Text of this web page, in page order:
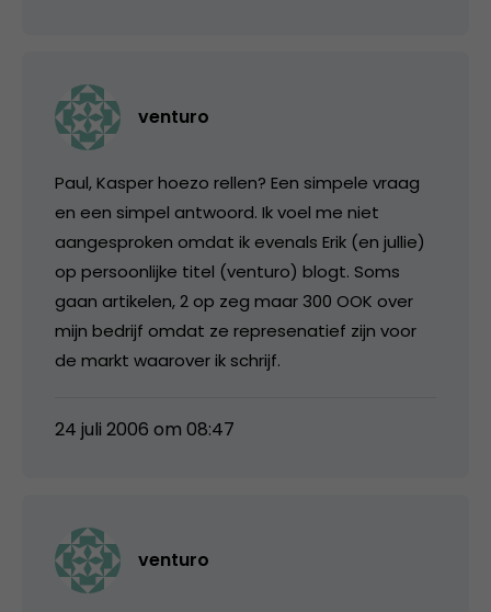
venturo
Paul, Kasper hoezo rellen? Een simpele vraag
en een simpel antwoord. Ik voel me niet
aangesproken omdat ik evenals Erik (en jullie)
op persoonlijke titel (venturo) blogt. Soms
gaan artikelen, 2 op zeg maar 300 OOK over
mijn bedrijf omdat ze represenatief zijn voor
de markt waarover ik schrijf.
24 juli 2006 om 08:47
venturo